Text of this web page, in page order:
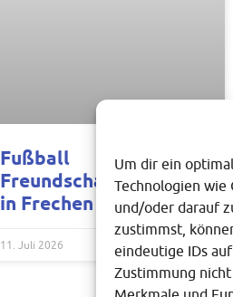
Um dir ein
Technologien wie
und/oder darauf
zustimmst,
eindeutige IDs
Zustimmung
Fußball
Freundschaftsturnier
in Frechen
11. Juli 2026